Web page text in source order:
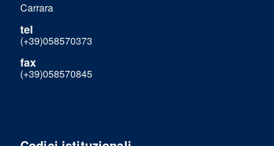
Carrara
tel
(+39)058570373
fax
(+39)058570845